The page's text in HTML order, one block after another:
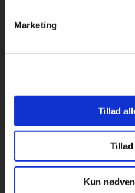
Marketing
Tillad
Tillad
Kun
Vognmagergade 11
Kontakt kundeservice
Mandag-fredag kl. 10-15